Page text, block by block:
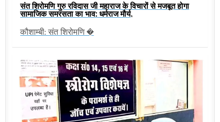
संत शिरोमणि गुरु रविदास जी महाराज के विचारों से मजबूत होगा
सामाजिक समरसता का भाव: धर्मराज मौर्य,
कौशाम्बी: संत शिरोमणि �